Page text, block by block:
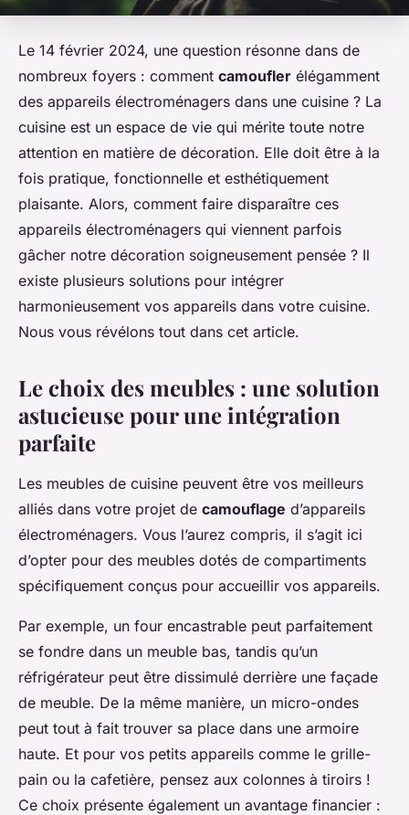
Le 14 février 2024, une question résonne dans de
nombreux foyers : comment camoufler élégamment
des appareils électroménagers dans une cuisine ? La
cuisine est un espace de vie qui mérite toute notre
attention en matière de décoration. Elle doit être à la
fois pratique, fonctionnelle et esthétiquement
plaisante. Alors, comment faire disparaître ces
appareils électroménagers qui viennent parfois
gâcher notre décoration soigneusement pensée ? Il
existe plusieurs solutions pour intégrer
harmonieusement vos appareils dans votre cuisine.
Nous vous révélons tout dans cet article.
Le choix des meubles : une solution
astucieuse pour une intégration
parfaite
Les meubles de cuisine peuvent être vos meilleurs
alliés dans votre projet de camouflage d’appareils
électroménagers. Vous l’aurez compris, il s’agit ici
d’opter pour des meubles dotés de compartiments
spécifiquement conçus pour accueillir vos appareils.
Par exemple, un four encastrable peut parfaitement
se fondre dans un meuble bas, tandis qu’un
réfrigérateur peut être dissimulé derrière une façade
de meuble. De la même manière, un micro-ondes
peut tout à fait trouver sa place dans une armoire
haute. Et pour vos petits appareils comme le grille-
pain ou la cafetière, pensez aux colonnes à tiroirs !
Ce choix présente également un avantage financier :